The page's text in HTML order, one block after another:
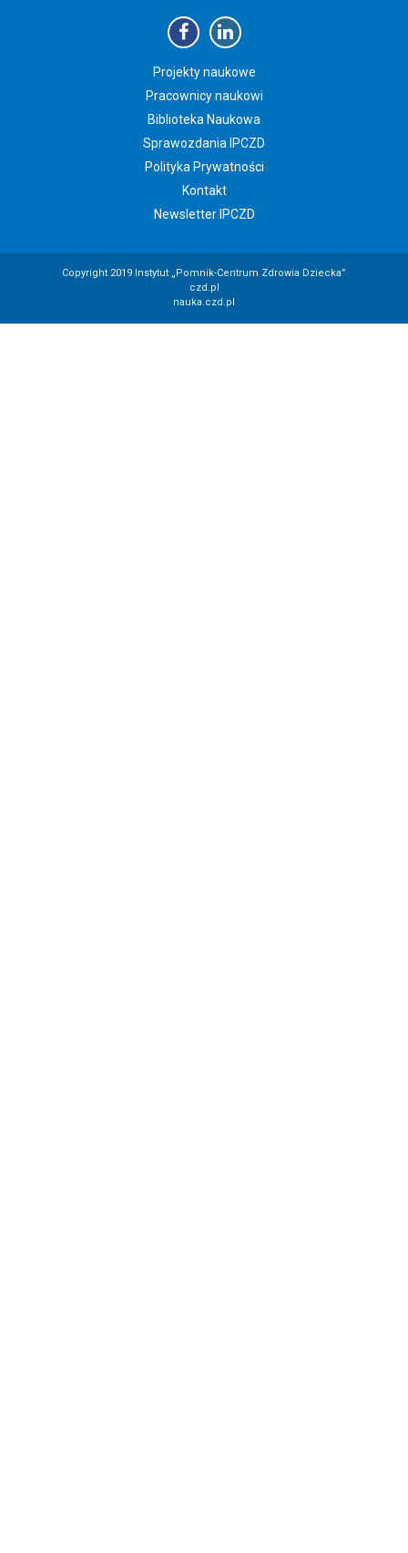
Projekty naukowe
Pracownicy naukowi
Biblioteka Naukowa
Sprawozdania IPCZD
Polityka Prywatności
Kontakt
Newsletter IPCZD
Copyright 2019 Instytut „Pomnik-Centrum Zdrowia Dziecka”
czd.pl
nauka.czd.pl